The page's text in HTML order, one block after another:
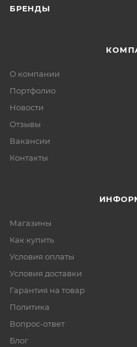
БРЕНДЫ
О компании
Портфолио
Новости
Отзывы
Вакансии
Контакты
Магазины
Как купить
Условия оплаты
Условия доставки
Гарантия на товар
Политика
Вопрос-ответ
Блог